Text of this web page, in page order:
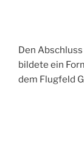
Den
bildete ein
dem Flugfeld